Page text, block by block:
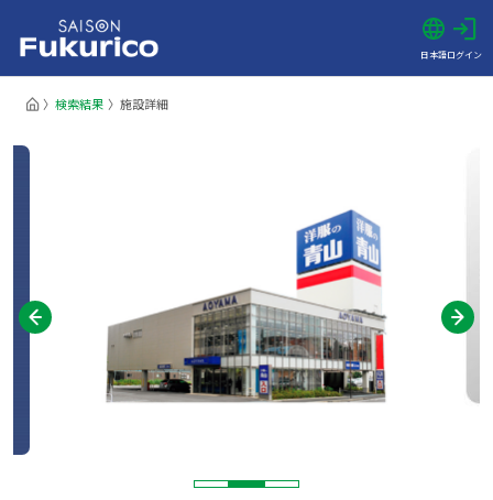
日本語ログイン
検索結果 施設詳細